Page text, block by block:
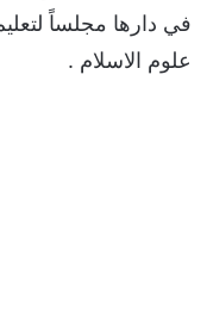
في دارها مجلساً
علوم الاسلام .